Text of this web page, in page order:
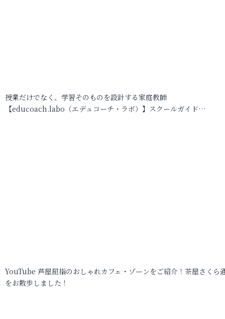
授業だけでなく、学習そのものを設計する家庭教師
【educoach.labo（エデュコーチ・ラボ）】スクールガイド…
YouTube 芦屋屈指のおしゃれカフェ・ゾーンをご紹介！茶屋さくら
をお散歩しました！